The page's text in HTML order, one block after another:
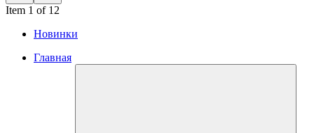
Item 1 of 12
Новинки
Главная